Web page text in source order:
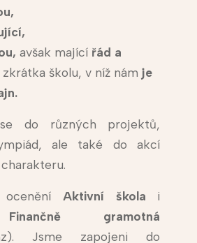
avšak mající řád a
zkrátka školu, v níž nám je
do různých projektů,
ale také do akcí
Aktivní škola i
Finančně gramotná
Jsme zapojeni do